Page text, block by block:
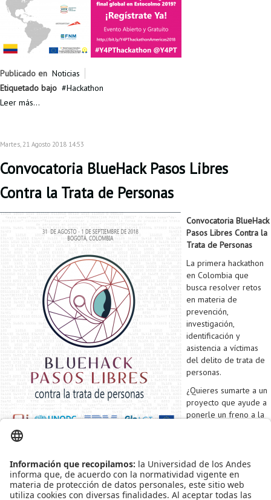
Publicado en Noticias
Etiquetado bajo
Hackathon
Leer más...
Martes, 21 Agosto 2018 14:53
Convocatoria BlueHack Pasos Libres
Contra la Trata de Personas
Convocatoria BlueHack
Pasos Libres Contra la
Trata de Personas
La primera hackathon
en Colombia que
busca resolver retos
en materia de
prevención,
investigación,
identificación y
asistencia a víctimas
del delito de trata de
personas.
¿Quieres sumarte a un
proyecto que ayude a
ponerle un freno a la
humanos, sabes desarrollar, diseñar, comunicar, tienes espíritu innovador y
eres mayor de 18 años, ¡La Bluehack Pasos Libres Contra la Trata de
Personas es para ti!